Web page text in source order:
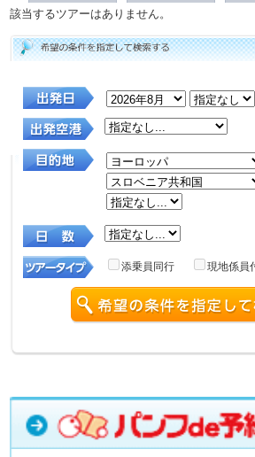
該当するツアーはありません。